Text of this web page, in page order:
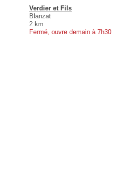
Verdier et Fils
Blanzat
2 km
Fermé, ouvre demain à 7h30